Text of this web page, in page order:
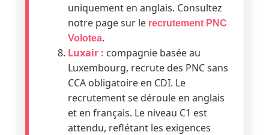
uniquement en anglais. Consultez
notre page sur le recrutement PNC
Volotea.
Luxair : compagnie basée au
Luxembourg, recrute des PNC sans
CCA obligatoire en CDI. Le
recrutement se déroule en anglais
et en français. Le niveau C1 est
attendu, reflétant les exigences